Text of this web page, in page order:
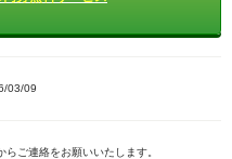
03/09
らご連絡をお願いいたします。